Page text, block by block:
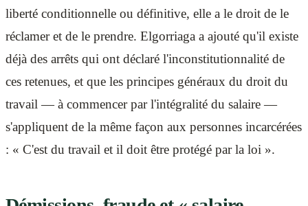
liberté conditionnelle ou définitive, elle a le droit de le
réclamer et de le prendre. Elgorriaga a ajouté qu'il existe
déjà des arrêts qui ont déclaré l'inconstitutionnalité de
ces retenues, et que les principes généraux du droit du
travail — à commencer par l'intégralité du salaire —
s'appliquent de la même façon aux personnes incarcérées
: « C'est du travail et il doit être protégé par la loi ».